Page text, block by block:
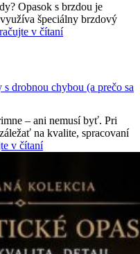
Opasok s brzdou je
špeciálny brzdový
v čítaní
s drobnou chybou (a prečo sa
– ani nemusí byť. Pri
na kvalite, spracovaní
v čítaní